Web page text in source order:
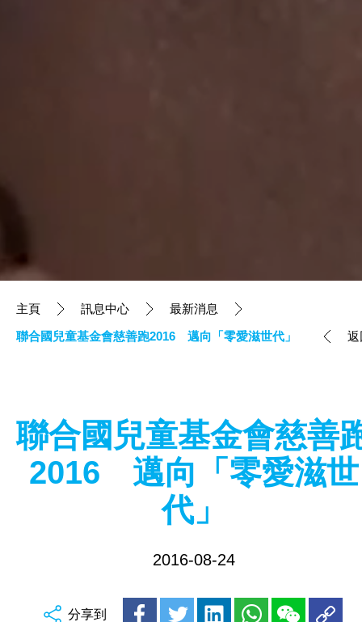
主頁 訊息中心
最新消息
聯合國兒童基金會慈善跑2016 邁向「零愛滋世代」
返
聯合國兒童基金會慈善
2016 邁向「零愛滋世
代」
2016-08-24
分享到